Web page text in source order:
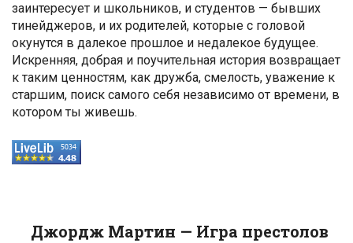
заинтересует и школьников, и студентов — бывших
тинейджеров, и их родителей, которые с головой
окунутся в далекое прошлое и недалекое будущее.
Искренняя, добрая и поучительная история возвращает
к таким ценностям, как дружба, смелость, уважение к
старшим, поиск самого себя независимо от времени, в
котором ты живешь.
Джордж Мартин — Игра престолов